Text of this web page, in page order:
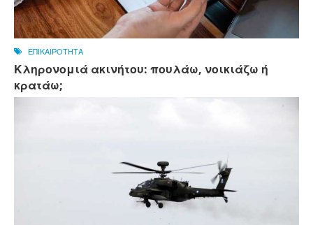
ΕΠΙΚΑΙΡΟΤΗΤΑ
Κληρονομιά ακινήτου: πουλάω, νοικιάζω ή
κρατάω;